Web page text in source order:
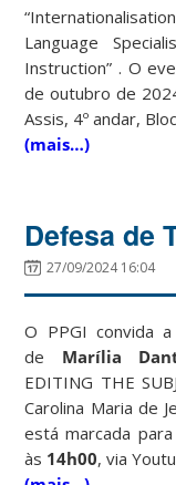
Language
Instruction” . O
de outubro de
Assis, 4º andar,
(mais…)
Defesa de
27/09/2024 16:04
O PPGI convida
de Marília
EDITING THE
Carolina Maria de
está marcada
às 14h00, via